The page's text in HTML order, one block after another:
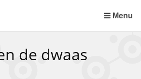
Menu
de dwaas